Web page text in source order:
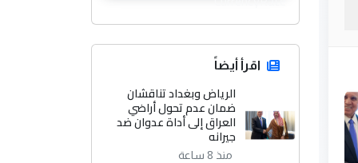
اقرأ أيضاً
الرياض وبغداد تناقشان
ضمان عدم تحول أراضي
العراق إلى أداة عدوان ضد
جيرانه
منذ 8 ساعة